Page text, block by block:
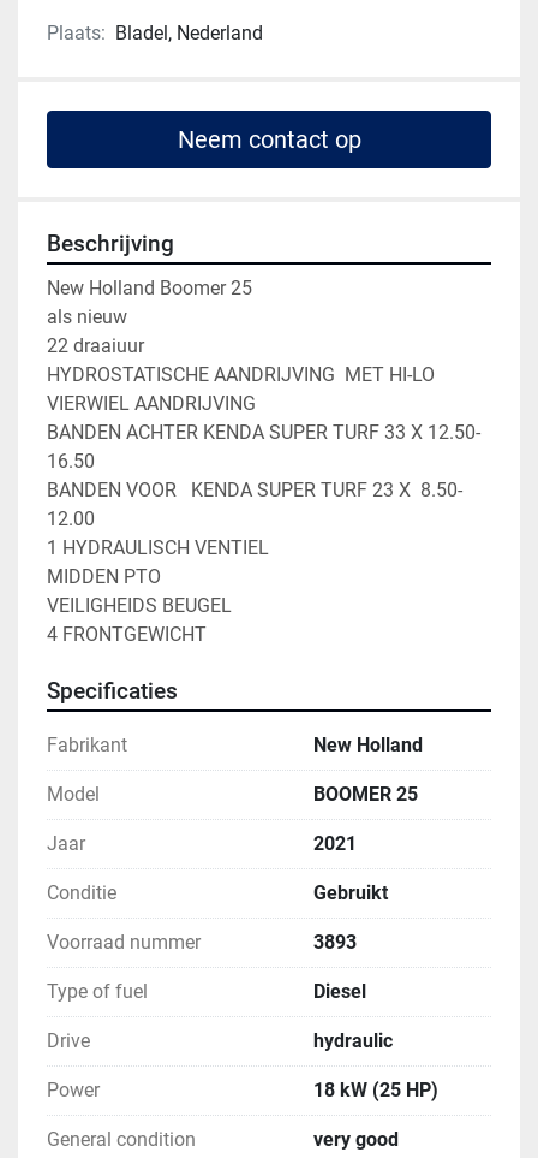
Plaats: Bladel, Nederland
Neem contact op
Beschrijving
New Holland Boomer 25
als nieuw
22 draaiuur
HYDROSTATISCHE AANDRIJVING  MET HI-LO
VIERWIEL AANDRIJVING
BANDEN ACHTER KENDA SUPER TURF 33 X 12.50-
16.50
BANDEN VOOR   KENDA SUPER TURF 23 X  8.50-
12.00
1 HYDRAULISCH VENTIEL
MIDDEN PTO
VEILIGHEIDS BEUGEL
4 FRONTGEWICHT
Specificaties
Fabrikant New Holland
Model BOOMER 25
Jaar 2021
Conditie Gebruikt
Voorraad nummer 3893
Type of fuel Diesel
Drive hydraulic
Power 18 kW (25 HP)
General condition very good